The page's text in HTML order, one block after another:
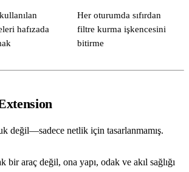
hafızada
Her oturumda sıfırdan
filtre kurma işkencesini
bitirme
değil—sadece netlik için tasarlanmamış.
bir araç değil, ona yapı, odak ve akıl sağlığı